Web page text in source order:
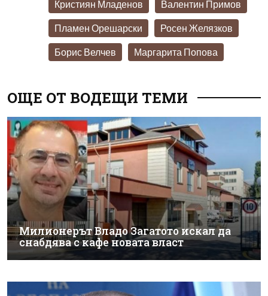
Кристиян Младенов Валентин Примов
Пламен Орешарски Росен Желязков
Борис Велчев Маргарита Попова
ОЩЕ ОТ ВОДЕЩИ ТЕМИ
Милионерът Владо Загатото искал да
снабдява с кафе новата власт